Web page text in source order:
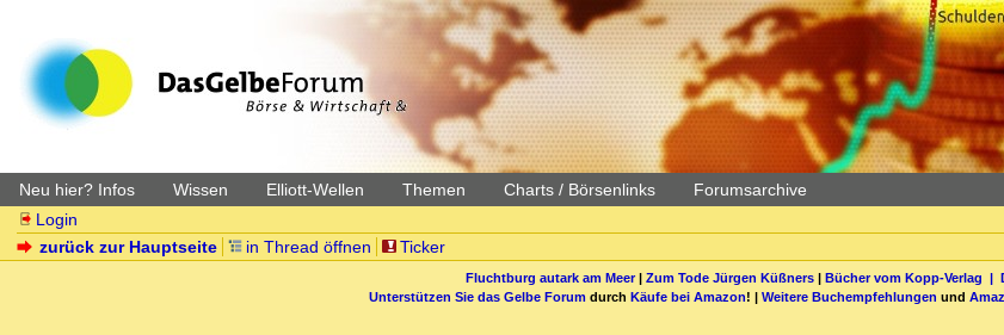
Neu hier? Infos Wissen Elliott-Wellen Themen Charts / Börsenlinks Forumsarchive
Login
zurück zur Hauptseite
in Thread öffnen Ticker
Fluchtburg autark am Meer| Zum Tode Jürgen Küßners| Bücher vom Kopp-Verlag |
Unterstützen Sie das Gelbe Forum durch Käufe bei Amazon! | Weitere Buchempfehlungen und